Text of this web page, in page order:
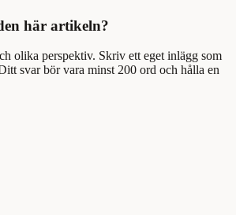
här artikeln?
olika perspektiv. Skriv ett eget inlägg som
svar bör vara minst 200 ord och hålla en